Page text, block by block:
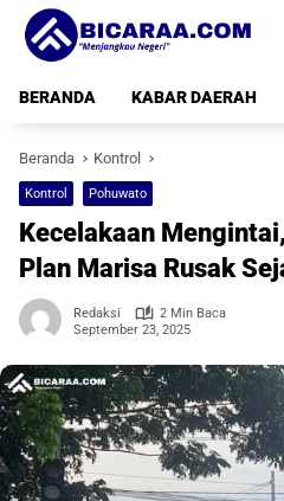
Langsung
konten
BERANDA
KABAR DAERAH
Beranda Kontrol
Kontrol Pohuwato
Kecelakaan
Plan Marisa Rusak
Redaksi
2 Min Baca
September 23, 2025